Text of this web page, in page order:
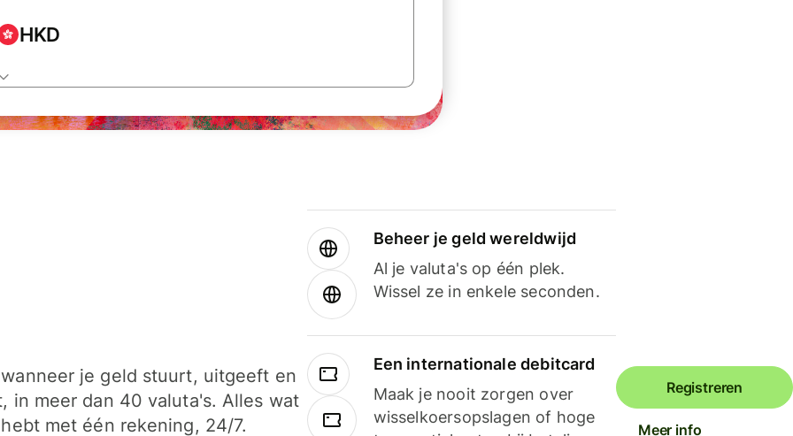
HKD
je geld stuurt, uitgeeft en
in meer dan 40 valuta's. Alles wat
met één rekening, 24/7.
Beheer je geld wereldwijd
Al je valuta's op één plek.
Wissel ze in enkele seconden.
Een internationale debitcard
Maak je nooit zorgen over
wisselkoersopslagen of hoge
Registreren
Meer info